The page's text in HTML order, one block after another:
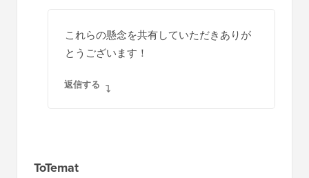
これらの懸念を共有していただきありが
とうございます！
返信する
ToTemat